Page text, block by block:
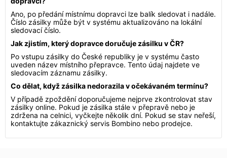
Ano, po předání místnímu dopravci lze balík sledovat i nadále.
Číslo zásilky může být v systému aktualizováno na lokální
sledovací číslo.
Jak zjistím, který dopravce doručuje zásilku v ČR?
Po vstupu zásilky do České republiky je v systému často
uveden název místního přepravce. Tento údaj najdete ve
sledovacím záznamu zásilky.
Co dělat, když zásilka nedorazila v očekávaném termínu?
V případě zpoždění doporučujeme nejprve zkontrolovat stav
zásilky online. Pokud je zásilka stále v přepravě nebo je
zdržena na celnici, vyčkejte několik dní. Pokud se stav neřeší,
kontaktujte zákaznický servis Bombino nebo prodejce.